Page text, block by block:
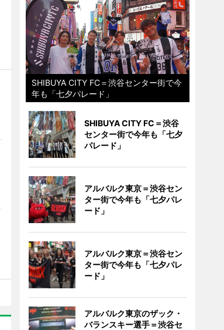
SHIBUYA CITY FC＝渋谷センター街で今
年も「七夕パレード」
SHIBUYA CITY FC＝渋谷
センター街で今年も「七夕
パレード」
アルバルク東京＝渋谷セン
ター街で今年も「七夕パレ
ード」
アルバルク東京＝渋谷セン
ター街で今年も「七夕パレ
ード」
アルバルク東京のザック・
バランスキー選手＝渋谷セ